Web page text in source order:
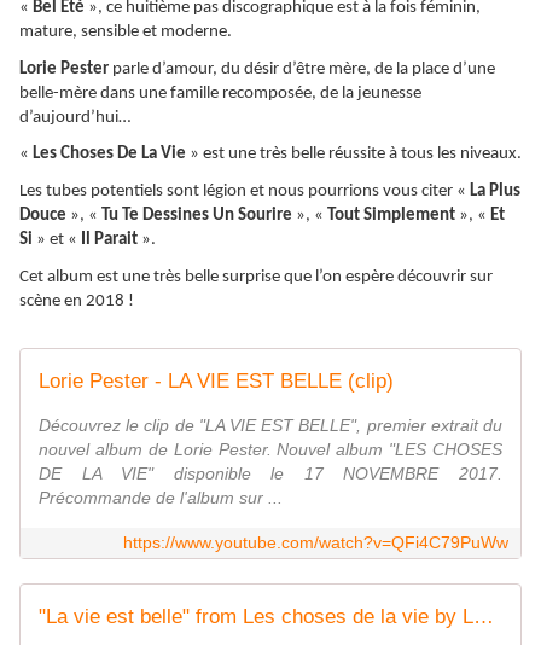
« Bel Eté », ce huitième pas discographique est à la fois féminin,
mature, sensible et moderne.
Lorie Pester parle d’amour, du désir d’être mère, de la place d’une
belle-mère dans une famille recomposée, de la jeunesse
d’aujourd’hui…
« Les Choses De La Vie » est une très belle réussite à tous les niveaux.
Les tubes potentiels sont légion et nous pourrions vous citer « La Plus
Douce », « Tu Te Dessines Un Sourire », « Tout Simplement », « Et
Si » et « Il Parait ».
Cet album est une très belle surprise que l’on espère découvrir sur
scène en 2018 !
Lorie Pester - LA VIE EST BELLE (clip)
Découvrez le clip de "LA VIE EST BELLE", premier extrait du
nouvel album de Lorie Pester. Nouvel album "LES CHOSES
DE LA VIE" disponible le 17 NOVEMBRE 2017.
Précommande de l'album sur ...
https://www.youtube.com/watch?v=QFi4C79PuWw
"La vie est belle" from Les choses de la vie by Lorie Pester on iTunes